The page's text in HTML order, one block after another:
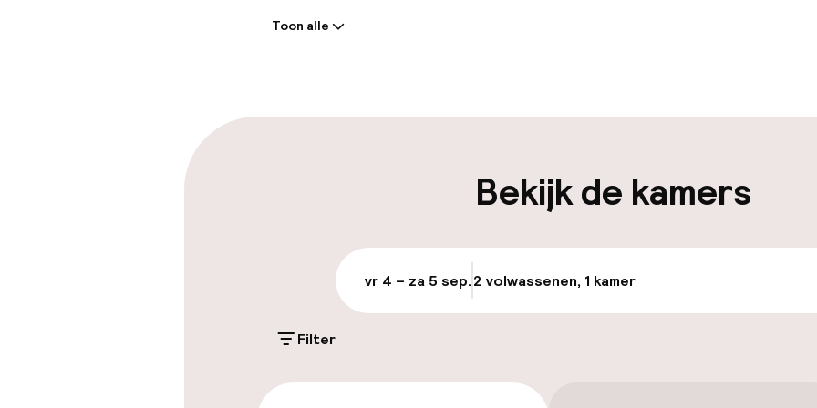
Parkeergelegenheid op eigen
Mogelijk extra kosten
Openbaar parkeren
Toegankelijkheid
Toon alle
Bekijk de kamers
vr 4 – za 5 sep.2 volwassenen, 1 kamer
Filter